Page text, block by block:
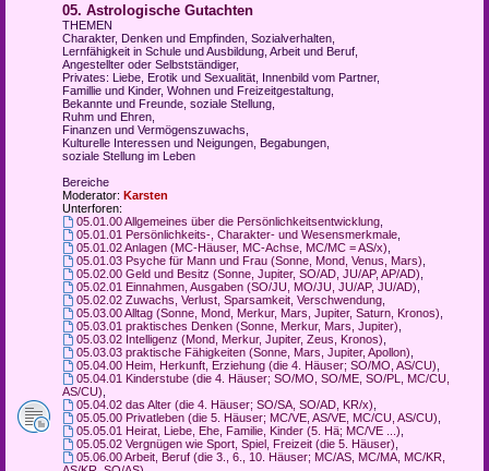
05. Astrologische Gutachten
THEMEN
Charakter, Denken und Empfinden, Sozialverhalten,
Lernfähigkeit in Schule und Ausbildung, Arbeit und Beruf,
Angestellter oder Selbstständiger,
Privates: Liebe, Erotik und Sexualität, Innenbild vom Partner,
Famillie und Kinder, Wohnen und Freizeitgestaltung,
Bekannte und Freunde, soziale Stellung,
Ruhm und Ehren,
Finanzen und Vermögenszuwachs,
Kulturelle Interessen und Neigungen, Begabungen,
soziale Stellung im Leben
Bereiche
Moderator: Karsten
Unterforen:
05.01.00 Allgemeines über die Persönlichkeitsentwicklung,
05.01.01 Persönlichkeits-, Charakter- und Wesensmerkmale,
05.01.02 Anlagen (MC-Häuser, MC-Achse, MC/MC = AS/x)
05.01.03 Psyche für Mann und Frau (Sonne, Mond, Venus, Mars)
05.02.00 Geld und Besitz (Sonne, Jupiter, SO/AD, JU/AP, AP/AD)
05.02.01 Einnahmen, Ausgaben (SO/JU, MO/JU, JU/AP, JU/AD)
05.02.02 Zuwachs, Verlust, Sparsamkeit, Verschwendung,
05.03.00 Alltag (Sonne, Mond, Merkur, Mars, Jupiter, Saturn, Kronos)
05.03.01 praktisches Denken (Sonne, Merkur, Mars, Jupiter)
05.03.02 Intelligenz (Mond, Merkur, Jupiter, Zeus, Kronos)
05.03.03 praktische Fähigkeiten (Sonne, Mars, Jupiter, Apollon)
05.04.00 Heim, Herkunft, Erziehung (die 4. Häuser; SO/MO, AS/CU)
05.04.01 Kinderstube (die 4. Häuser; SO/MO, SO/ME, SO/PL, MC/CU,
AS/CU)
05.04.02 das Alter (die 4. Häuser; SO/SA, SO/AD, KR/x)
05.05.00 Privatleben (die 5. Häuser; MC/VE, AS/VE, MC/CU, AS/CU)
05.05.01 Heirat, Liebe, Ehe, Familie, Kinder (5. Hä; MC/VE ...)
05.05.02 Vergnügen wie Sport, Spiel, Freizeit (die 5. Häuser)
05.06.00 Arbeit, Beruf (die 3., 6., 10. Häuser; MC/AS, MC/MA, MC/KR,